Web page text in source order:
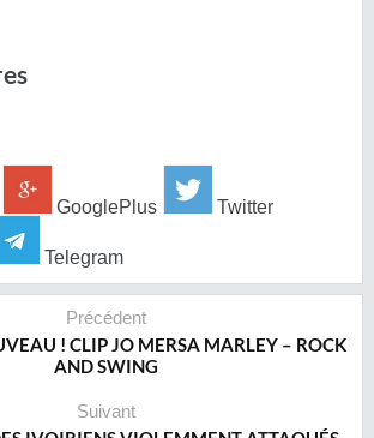
GooglePlus Twitter
Telegram
Précédent
! CLIP JO MERSA MARLEY – ROCK
AND SWING
Suivant